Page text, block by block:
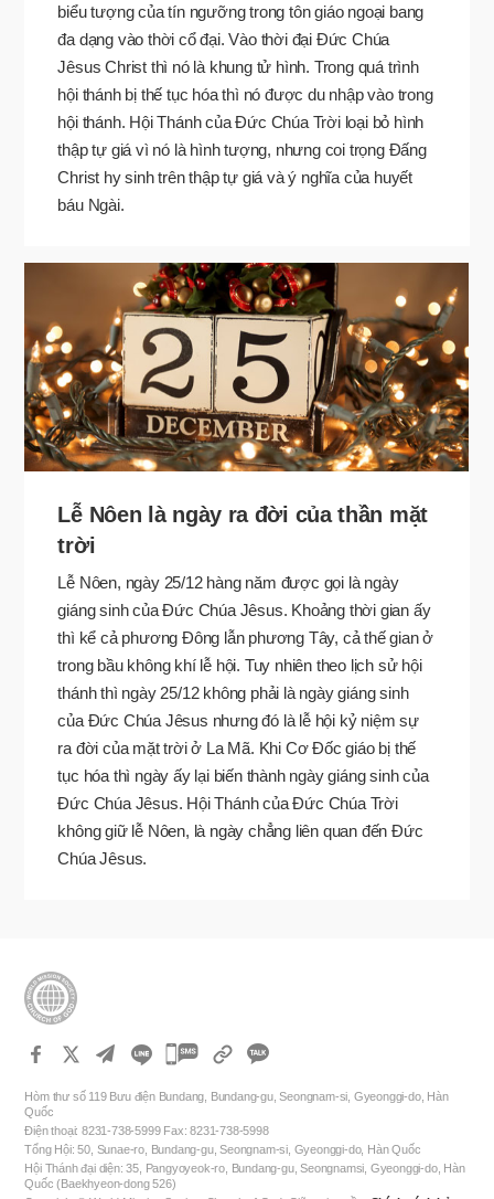
biểu tượng của tín ngưỡng trong tôn giáo ngoại bang
đa dạng vào thời cổ đại. Vào thời đại Đức Chúa
Jêsus Christ thì nó là khung tử hình. Trong quá trình
hội thánh bị thế tục hóa thì nó được du nhập vào trong
hội thánh. Hội Thánh của Đức Chúa Trời loại bỏ hình
thập tự giá vì nó là hình tượng, nhưng coi trọng Đấng
Christ hy sinh trên thập tự giá và ý nghĩa của huyết
báu Ngài.
Lễ Nôen là ngày ra đời của thần mặt
trời
Lễ Nôen, ngày 25/12 hàng năm được gọi là ngày
giáng sinh của Đức Chúa Jêsus. Khoảng thời gian ấy
thì kể cả phương Ðông lẫn phương Tây, cả thế gian ở
trong bầu không khí lễ hội. Tuy nhiên theo lịch sử hội
thánh thì ngày 25/12 không phải là ngày giáng sinh
của Đức Chúa Jêsus nhưng đó là lễ hội kỷ niệm sự
ra đời của mặt trời ở La Mã. Khi Cơ Đốc giáo bị thế
tục hóa thì ngày ấy lại biến thành ngày giáng sinh của
Đức Chúa Jêsus. Hội Thánh của Đức Chúa Trời
không giữ lễ Nôen, là ngày chẳng liên quan đến Đức
Chúa Jêsus.
카
오
톡
공
Hòm thư số 119 Bưu điện Bundang, Bundang-gu, Seongnam-si, Gyeonggi-do, Hàn
Quốc
Điện thoại: 8231-738-5999 Fax: 8231-738-5998
Tổng Hội: 50, Sunae-ro, Bundang-gu, Seongnam-si, Gyeonggi-do, Hàn Quốc
Hội Thánh đại diện: 35, Pangyoyeok-ro, Bundang-gu, Seongnamsi, Gyeonggi-do, Hàn
Quốc (Baekhyeon-dong 526)